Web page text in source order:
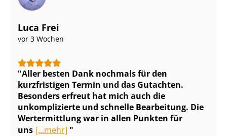
Luca Frei
vor 3 Wochen
Aller besten Dank nochmals für den
kurzfristigen Termin und das Gutachten.
Besonders erfreut hat mich auch die
unkomplizierte und schnelle Bearbeitung. Die
Wertermittlung war in allen Punkten für
uns [...mehr]